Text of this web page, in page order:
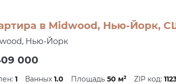
в Midwood, Нью-Йорк,
Нью-Йорк
000
1 Ванных 1.0 Площадь 50 м² ZIP код: